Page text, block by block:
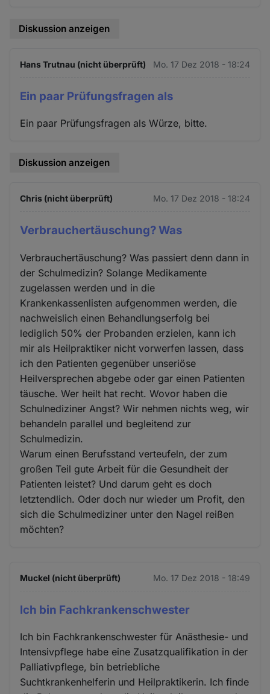
Diskussion anzeigen
Hans Trutnau (nicht überprüft) Mo. 17 Dez 2018 - 18:24
Ein paar Prüfungsfragen als
Ein paar Prüfungsfragen als Würze, bitte.
Diskussion anzeigen
Chris (nicht überprüft) Mo. 17 Dez 2018 - 18:24
Verbrauchertäuschung? Was
Verbrauchertäuschung? Was passiert denn dann in
der Schulmedizin? Solange Medikamente
zugelassen werden und in die
Krankenkassenlisten aufgenommen werden, die
nachweislich einen Behandlungserfolg bei
lediglich 50% der Probanden erzielen, kann ich
mir als Heilpraktiker nicht vorwerfen lassen, dass
ich den Patienten gegenüber unseriöse
Heilversprechen abgebe oder gar einen Patienten
täusche. Wer heilt hat recht. Wovor haben die
Schulnediziner Angst? Wir nehmen nichts weg, wir
behandeln parallel und begleitend zur
Schulmedizin.
Warum einen Berufsstand verteufeln, der zum
großen Teil gute Arbeit für die Gesundheit der
Patienten leistet? Und darum geht es doch
letztendlich. Oder doch nur wieder um Profit, den
sich die Schulmediziner unter den Nagel reißen
möchten?
Muckel (nicht überprüft) Mo. 17 Dez 2018 - 18:49
Ich bin Fachkrankenschwester
Ich bin Fachkrankenschwester für Anästhesie- und
Intensivpflege habe eine Zusatzqualifikation in der
Palliativpflege, bin betriebliche
Suchtkrankenhelferin und Heilpraktikerin. Ich finde